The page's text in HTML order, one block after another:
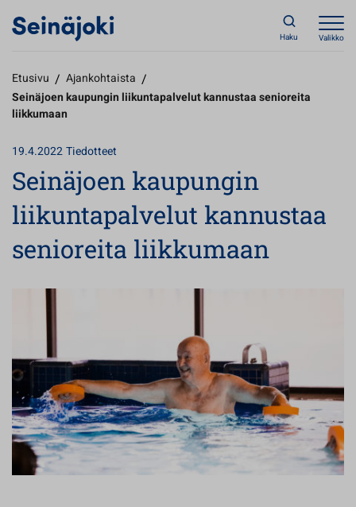
Haku Valikko
Etusivu / Ajankohtaista /
Seinäjoen kaupungin liikuntapalvelut kannustaa senioreita
liikkumaan
19.4.2022Tiedotteet
Seinäjoen kaupungin
liikuntapalvelut kannustaa
senioreita liikkumaan